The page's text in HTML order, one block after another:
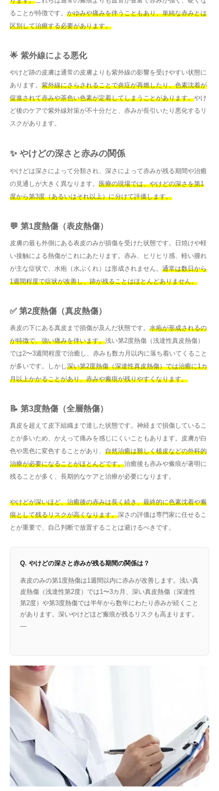
ることが特徴です。 かゆみや痛みを伴うこともあり、単純な赤みとは
区別して治療する必要があります。
🌟 紫外線による悪化
やけど跡の皮膚は通常の皮膚よりも紫外線の影響を受けやすい状態に
あります。 紫外線にさらされることで炎症が再燃したり、色素沈着が
促進されて赤みや茶色い色素が定着してしまうことがあります。やけ
ど後のケアで紫外線対策が不十分だと、赤みが長引いたり悪化するリ
スクがあります。
✨ やけどの深さと赤みの関係
やけどは深さによって分類され、深さによって赤みが残る期間や治癒
の見通しが大きく異なります。 医療の現場では、やけどの深さを第1
度から第3度（あるいはそれ以上）に分けて評価します。
💬 第1度熱傷（表皮熱傷）
皮膚の最も外側にある表皮のみが損傷を受けた状態です。日焼けや軽
い接触による熱傷がこれにあたります。赤み、ヒリヒリ感、軽い腫れ
が主な症状で、水疱（水ぶくれ）は形成されません。 通常は数日から
1週間程度で症状が改善し、跡が残ることはほとんどありません。
✅ 第2度熱傷（真皮熱傷）
表皮の下にある真皮まで損傷が及んだ状態です。 水疱が形成されるの
が特徴で、強い痛みを伴います。浅い第2度熱傷（浅達性真皮熱傷）
では2〜3週間程度で治癒し、赤みも数カ月以内に落ち着いてくること
が多いです。しかし深い第2度熱傷（深達性真皮熱傷）では治癒に1カ
月以上かかることがあり、赤みや瘢痕が残りやすくなります。
📝 第3度熱傷（全層熱傷）
真皮を超えて皮下組織まで達した状態です。神経まで損傷しているこ
とが多いため、かえって痛みを感じにくいこともあります。皮膚が白
色や黒色に変色することがあり、 自然治癒は難しく植皮などの外科的
治療が必要になることがほとんどです。治癒後も赤みや瘢痕が著明に
残ることが多く、長期的なケアと治療が必要になります。
やけどが深いほど、治癒後の赤みは長く続き、最終的に色素沈着や瘢
痕として残るリスクが高くなります。深さの評価は専門家に任せるこ
とが重要で、自己判断で放置することは避けるべきです。
Q. やけどの深さと赤みが残る期間の関係は？
表皮のみの第1度熱傷は1週間以内に赤みが改善します。浅い真
皮熱傷（浅達性第2度）では1〜3カ月、深い真皮熱傷（深達性
第2度）や第3度熱傷では半年から数年にわたり赤みが続くこと
があります。深いやけどほど瘢痕が残るリスクも高まります。
—